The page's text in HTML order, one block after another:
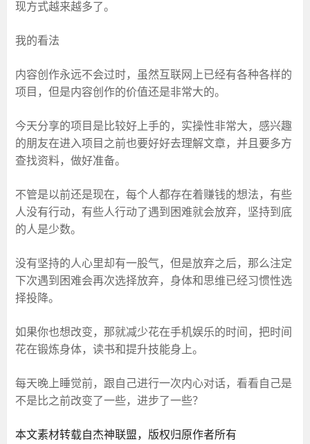
现方式越来越多了。
我的看法
内容创作永远不会过时，虽然互联网上已经有各种各样的
项目，但是内容创作的价值还是非常大的。
今天分享的项目是比较好上手的，实操性非常大，感兴趣
的朋友在进入项目之前也要好好去理解文章，并且要多方
查找资料，做好准备。
不管是以前还是现在，每个人都存在着赚钱的想法，有些
人没有行动，有些人行动了遇到困难就会放弃，坚持到底
的人是少数。
没有坚持的人心里却有一股气，但是放弃之后，那么注定
下次遇到困难会再次选择放弃，身体和思维已经习惯性选
择投降。
如果你也想改变，那就减少花在手机娱乐的时间，把时间
花在锻炼身体，读书和提升技能身上。
每天晚上睡觉前，跟自己进行一次内心对话，看看自己是
不是比之前改变了一些，进步了一些？
本文素材转载自杰神联盟， 版权归原作者所有